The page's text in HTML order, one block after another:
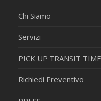
Chi Siamo
Servizi
PICK UP TRANSIT TIME
Richiedi Preventivo